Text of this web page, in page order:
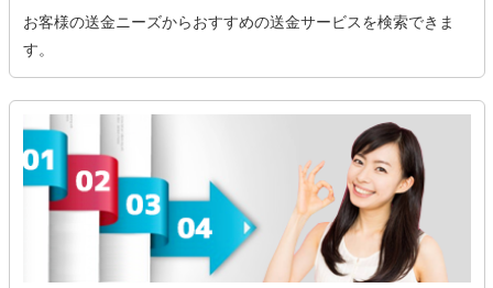
お客様の送金ニーズからおすすめの送金サービスを検索できま
す。